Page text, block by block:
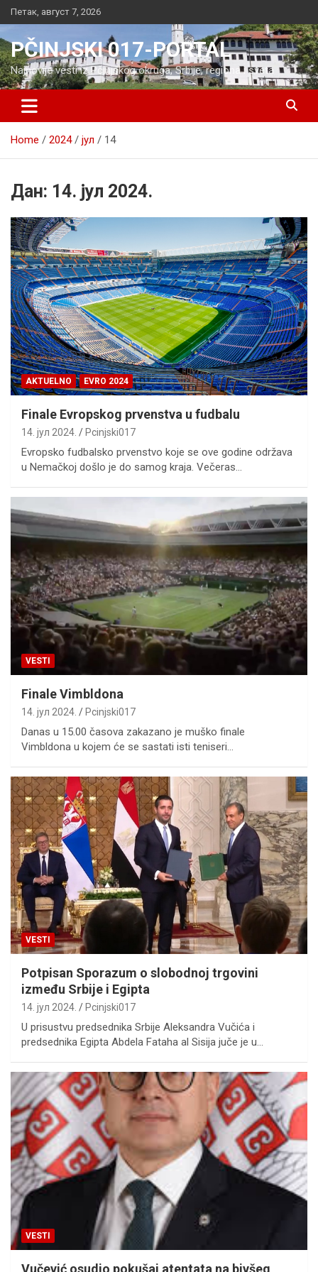
Skip
to
content
Петак, август 7, 2026
PČINJSKI 017-PORTAL
Najnovije vesti iz Pčinjskog okruga, Srbije, regiona i sveta
Home 2024 јул 14
Дан: 14. јул 2024.
AKTUELNO EVRO 2024
Finale Evropskog prvenstva u fudbalu
14. јул 2024. Pcinjski017
Evropsko fudbalsko prvenstvo koje se ove godine održava
u Nemačkoj došlo je do samog kraja. Večeras…
VESTI
Finale Vimbldona
14. јул 2024. Pcinjski017
Danas u 15.00 časova zakazano je muško finale
Vimbldona u kojem će se sastati isti teniseri…
VESTI
Potpisan Sporazum o slobodnoj trgovini
između Srbije i Egipta
14. јул 2024. Pcinjski017
U prisustvu predsednika Srbije Aleksandra Vučića i
predsednika Egipta Abdela Fataha al Sisija juče je u…
VESTI
Vučević osudio pokušaj atentata na bivšeg